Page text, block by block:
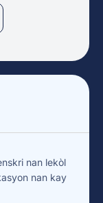
nan lekòl
nan kay